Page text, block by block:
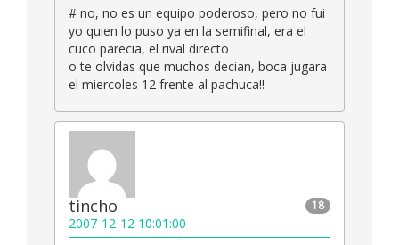
# no, no es un equipo poderoso, pero no fui
yo quien lo puso ya en la semifinal, era el
cuco parecia, el rival directo
o te olvidas que muchos decian, boca jugara
el miercoles 12 frente al pachuca!!
18
tincho
2007-12-12 10:01:00